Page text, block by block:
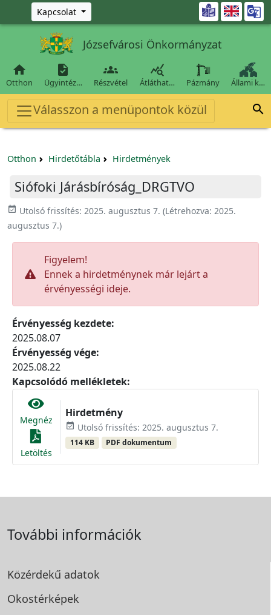
Ugrás a fő tartalomra
Kapcsolat 
Józsefvárosi Önkormányzat

Otthon

Ügyintéz…

Részvétel

Átláthat… Pázmány Állami k…
Válasszon a menüpontok közül 
Otthon Hirdetőtábla Hirdetmények
Siófoki Járásbíróság_DRGTVO
event_available Utolsó frissítés: 2025. augusztus 7. (Létrehozva: 2025.
augusztus 7.)
Figyelem!
Ennek a hirdetménynek már lejárt a
érvényességi ideje.
Érvényesség kezdete:
2025.08.07
Érvényesség vége:
2025.08.22
Kapcsolódó mellékletek:
Megnéz
Letöltés
Hirdetmény
event_available Utolsó frissítés: 2025. augusztus 7.
114 KB PDF dokumentum
További információk
Közérdekű adatok
Okostérképek